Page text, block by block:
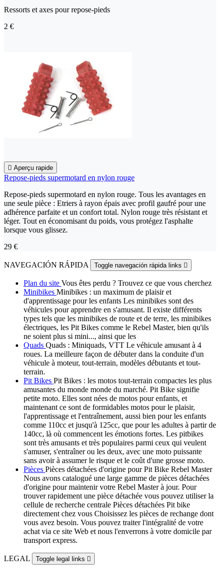
Ressorts et axes pour repose-pieds
2 €
 Aperçu rapide
Repose-pieds supermotard en nylon rouge
Repose-pieds supermotard en nylon rouge. Tous les avantages en
une seule pièce : Etriers à rayon épais avec profil gaufré pour une
adhérence parfaite et un confort total. Nylon rouge très résistant et
léger. Tout en économisant du poids, vous protégez l'asphalte
lorsque vous glissez.
29 €
NAVEGACIÓN RÁPIDA Toggle navegación rápida links 
Plan du site Vous êtes perdu ? Trouvez ce que vous cherchez
Minibikes Minibikes : un maximum de plaisir et
d'apprentissage pour les enfants Les minibikes sont des
véhicules pour apprendre en s'amusant. Il existe différents
types tels que les minibikes de route et de terre, les minibikes
électriques, les Pit Bikes comme le Rebel Master, bien qu'ils
ne soient plus si mini..., ainsi que les
Quads Quads : Miniquads, VTT Le véhicule amusant à 4
roues. La meilleure façon de débuter dans la conduite d'un
véhicule à moteur, tout-terrain, modèles débutants et tout-
terrain.
Pit Bikes Pit Bikes : les motos tout-terrain compactes les plus
amusantes du monde monde du marché. Pit Bike signifie
petite moto. Elles sont nées de motos pour enfants, et
maintenant ce sont de formidables motos pour le plaisir,
l'apprentissage et l'entraînement, aussi bien pour les enfants
comme 110cc et jusqu'à 125cc, que pour les adultes à partir de
140cc, là où commencent les émotions fortes. Les pitbikes
sont très amusants et très populaires parmi ceux qui veulent
s'amuser, s'entraîner ou les deux, avec une moto puissante
sans avoir à assumer le risque et le coût d'une grosse moto.
Pièces Pièces détachées d'origine pour Pit Bike Rebel Master
Nous avons catalogué une large gamme de pièces détachées
d'origine pour maintenir votre Rebel Master à jour. Pour
trouver rapidement une pièce détachée vous pouvez utiliser la
cellule de recherche centrale Pièces détachées Pit bike
directement chez vous Choisissez les pièces de rechange dont
vous avez besoin. Vous pouvez traiter l'intégralité de votre
achat via ce site Web et nous l'enverrons à votre domicile par
transport express.
LEGAL Toggle legal links 